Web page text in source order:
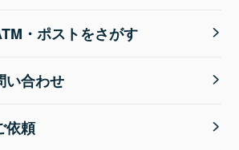
・ポストをさがす
い合わせ
依頼